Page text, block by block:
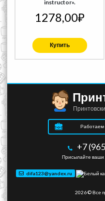
instructor».
1278,00₽
Купить
Работаем
+7
Присылайте ваши
difa123@yandex.ru
2026 © Все